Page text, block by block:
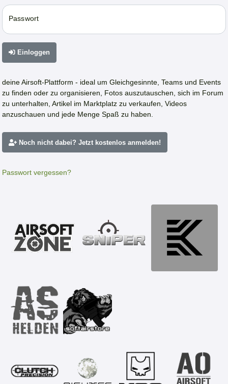
Passwort
Einloggen
deine Airsoft-Plattform - ideal um Gleichgesinnte, Teams und Events
zu finden oder zu organisieren, Fotos auszutauschen, sich im Forum
zu unterhalten, Artikel im Marktplatz zu verkaufen, Videos
anzuschauen und jede Menge Spaß zu haben.
Noch nicht dabei? Jetzt kostenlos anmelden!
Passwort vergessen?